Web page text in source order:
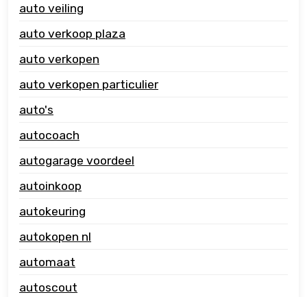
auto veiling
auto verkoop plaza
auto verkopen
auto verkopen particulier
auto's
autocoach
autogarage voordeel
autoinkoop
autokeuring
autokopen nl
automaat
autoscout